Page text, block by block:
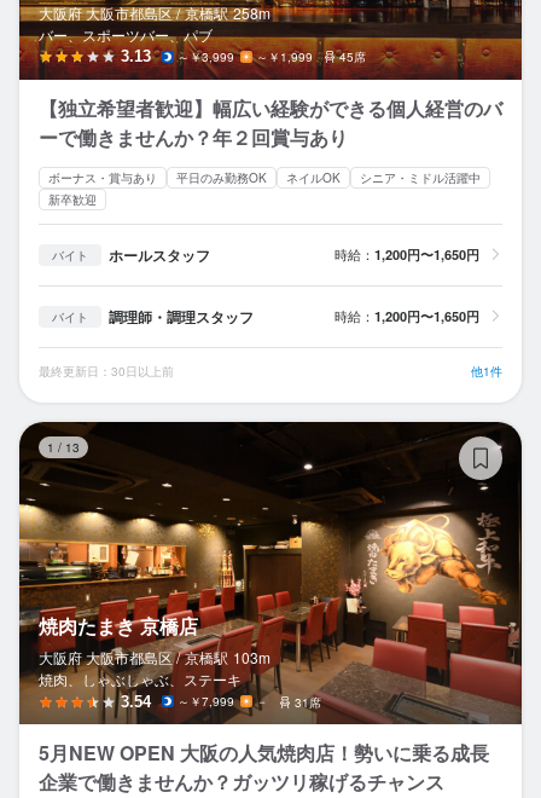
大阪府 大阪市都島区 / 京橋駅 258m
バー、スポーツバー、パブ
3.13 ～￥3,999 ～￥1,999 45席
【独立希望者歓迎】幅広い経験ができる個人経営のバ
ーで働きませんか？年２回賞与あり
ボーナス・賞与あり 平日のみ勤務OK ネイルOK
シニア・ミドル活躍中
新卒歓迎
バイト ホールスタッフ 時給： 1,200円〜1,650円
バイト 調理師・調理スタッフ 時給： 1,200円〜1,650円
最終更新日：30日以上前 他1件
1 / 13
焼肉たまき 京橋店
大阪府 大阪市都島区 / 京橋駅 103m
焼肉、しゃぶしゃぶ、ステーキ
3.54 ～￥7,999 － 31席
5月NEW OPEN 大阪の人気焼肉店！勢いに乗る成長
企業で働きませんか？ガッツリ稼げるチャンス